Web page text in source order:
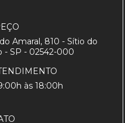
Amaral, 810 - Sítio do
- SP - 02542-000
às 18:00h